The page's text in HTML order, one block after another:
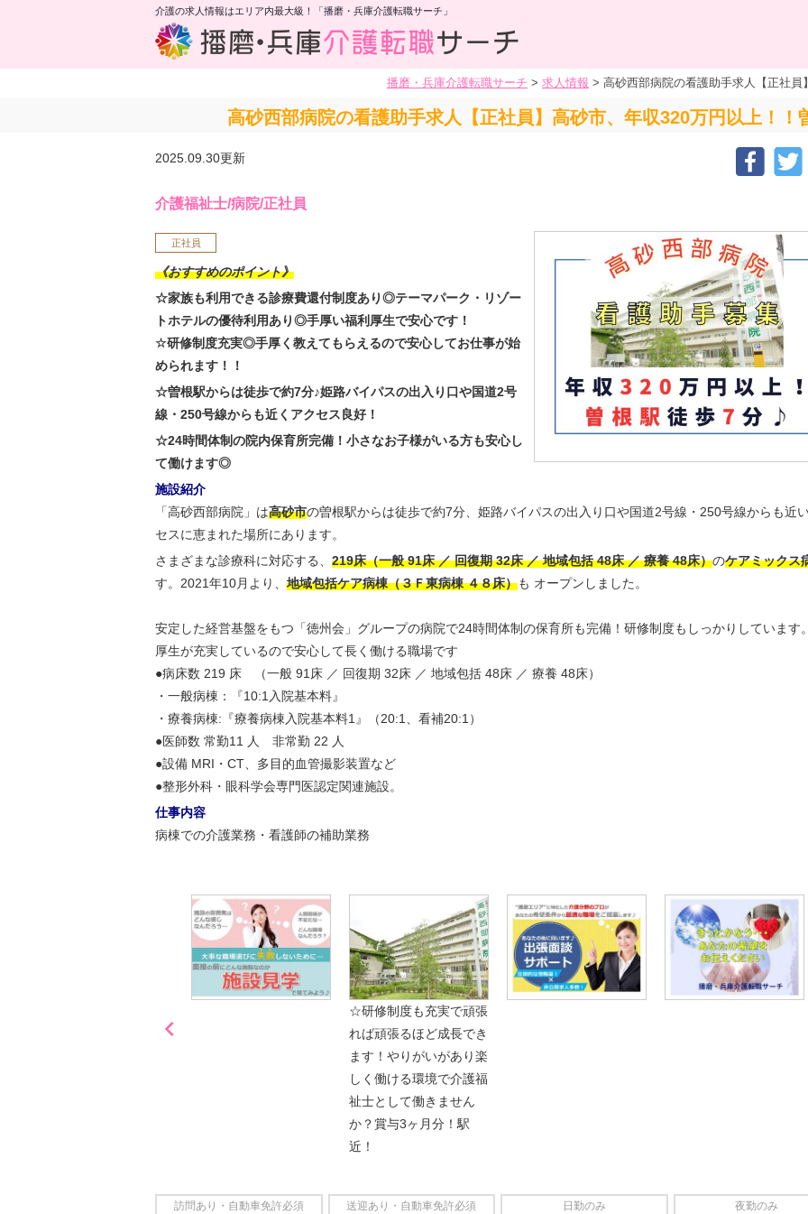
介護の求人情報はエリア内最大級！「播磨・兵庫介護転職サーチ」
播磨・兵庫介護転職サーチ > 求人情報 > 高砂西部病院の看護助手求人【正社
高砂西部病院の看護助手求人【正社員】高砂市、年収320万円以上！！
2025.09.30更新
介護福祉士/病院/正社員
正社員
《おすすめのポイント》
☆家族も利用できる診療費還付制度あり◎テーマパーク・リゾー
トホテルの優待利用あり◎手厚い福利厚生で安心です！
☆研修制度充実◎手厚く教えてもらえるので安心してお仕事が始
められます！！
☆曽根駅からは徒歩で約7分♪姫路バイパスの出入り口や国道2号
線・250号線からも近くアクセス良好！
☆24時間体制の院内保育所完備！小さなお子様がいる方も安心し
て働けます◎
施設紹介
「高砂西部病院」は高砂市の曽根駅からは徒歩で約7分、姫路バイパスの出入り口や国道2号線・250号線からも近
セスに恵まれた場所にあります。
さまざまな診療科に対応する、 219床（一般 91床 ／ 回復期 32床 ／ 地域包括 48床 ／ 療養 48床）のケアミックス
す。2021年10月より、 地域包括ケア病棟（３Ｆ東病棟 ４８床）も オープンしました。
安定した経営基盤をもつ「徳州会」グループの病院で24時間体制の保育所も完備！研修制度もしっかりしています
厚生が充実しているので安心して長く働ける職場です
●病床数 219 床 （一般 91床 ／ 回復期 32床 ／ 地域包括 48床 ／ 療養 48床）
・一般病棟：『10:1入院基本料』
・療養病棟:『療養病棟入院基本料1』（20:1、看補20:1）
●医師数 常勤11 人 非常勤 22 人
●設備 MRI・CT、多目的血管撮影装置など
●整形外科・眼科学会専門医認定関連施設。
仕事内容
病棟での介護業務・看護師の補助業務
☆研修制度も充実で頑張
れば頑張るほど成長でき
ます！やりがいがあり楽
しく働ける環境で介護福
祉士として働きません
か？賞与3ヶ月分！駅
近！

訪問あり・自動車免許必須 送迎あり・自動車免許必須 日勤のみ 夜勤のみ